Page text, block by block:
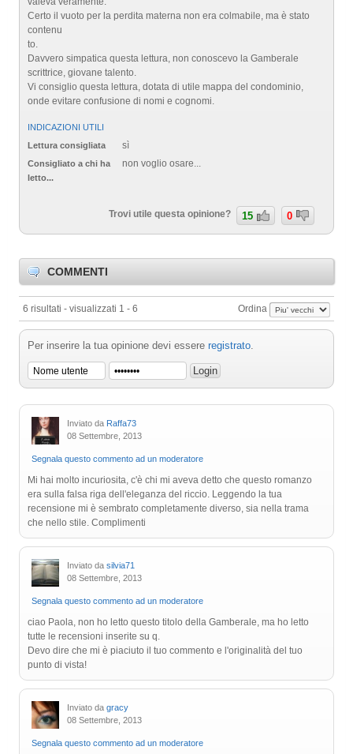
Certo il vuoto per la perdita materna non era colmabile, ma è stato
contenu
to.
Davvero simpatica questa lettura, non conoscevo la Gamberale
scrittrice, giovane talento.
Vi consiglio questa lettura, dotata di utile mappa del condominio,
onde evitare confusione di nomi e cognomi.
INDICAZIONI UTILI
Lettura consigliata
sì
Consigliato a chi ha
letto...
non voglio osare...
Trovi utile questa opinione? 15 0
COMMENTI
6 risultati - visualizzati 1 - 6 Ordina
Per inserire la tua opinione devi essere registrato.
Inviato da Raffa73
08 Settembre, 2013
Segnala questo commento ad un moderatore
Mi hai molto incuriosita, c'è chi mi aveva detto che questo romanzo
era sulla falsa riga dell'eleganza del riccio. Leggendo la tua
recensione mi è sembrato completamente diverso, sia nella trama
che nello stile. Complimenti
Inviato da silvia71
08 Settembre, 2013
Segnala questo commento ad un moderatore
ciao Paola, non ho letto questo titolo della Gamberale, ma ho letto
tutte le recensioni inserite su q.
Devo dire che mi è piaciuto il tuo commento e l'originalità del tuo
punto di vista!
Inviato da gracy
08 Settembre, 2013
Segnala questo commento ad un moderatore